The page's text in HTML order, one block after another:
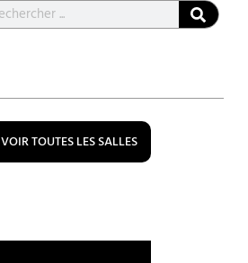
VOIR TOUTES LES SALLES